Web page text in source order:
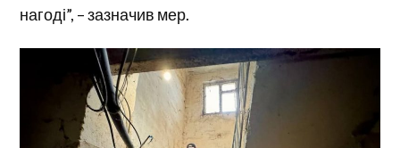
нагоді”, – зазначив мер.